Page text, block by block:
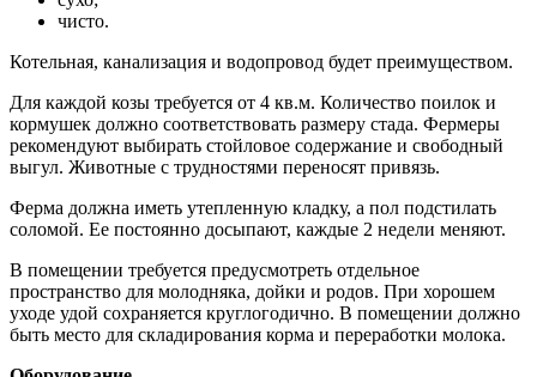
чисто.
Котельная, канализация и водопровод будет преимуществом.
Для каждой козы требуется от 4 кв.м. Количество поилок и
кормушек должно соответствовать размеру стада. Фермеры
рекомендуют выбирать стойловое содержание и свободный
выгул. Животные с трудностями переносят привязь.
Ферма должна иметь утепленную кладку, а пол подстилать
соломой. Ее постоянно досыпают, каждые 2 недели меняют.
В помещении требуется предусмотреть отдельное
пространство для молодняка, дойки и родов. При хорошем
уходе удой сохраняется круглогодично. В помещении должно
быть место для складирования корма и переработки молока.